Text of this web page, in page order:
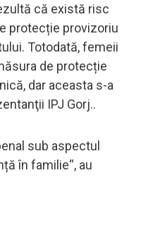
că există risc
protecție provizoriu
Totodată, femeii
de protecție
dar aceasta s-a
IPJ Gorj..
sub aspectul
în familie“, au